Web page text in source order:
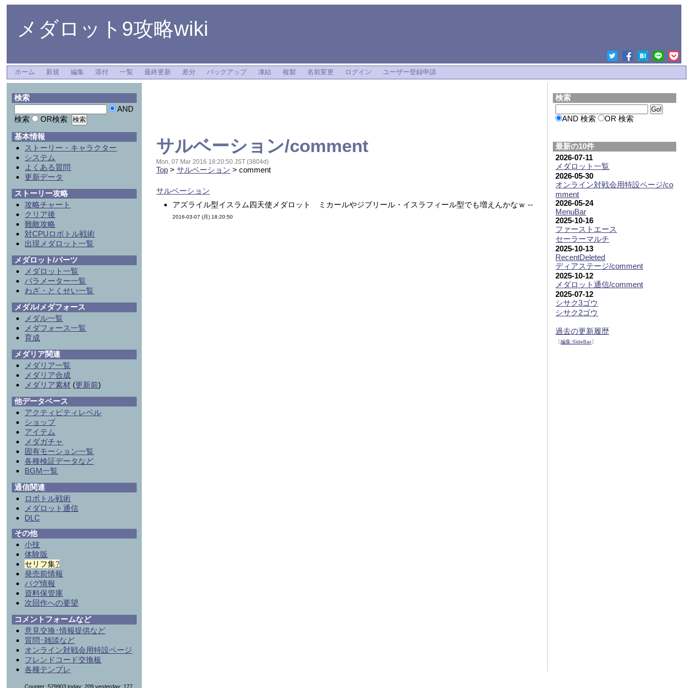
メダロット9攻略wiki
ホーム 新規 編集 添付 一覧 最終更新 差分 バックアップ 凍結 複製 名前変更 ログイン ユーザー登録申請
サルベーション/comment
Mon, 07 Mar 2016 18:20:50 JST (3804d)
Top >サルベーション > comment
サルベーション
アズライル型イスラム四天使メダロット ミカールやジブリール・イスラフィール型でも増えんかなｗ --
2016-03-07 (月) 18:20:50
検索
AND 検索 OR 検索
最新の10件
2026-07-11
メダロット一覧
2026-05-30
オンライン対戦会用特設ページ/co
mment
2026-05-24
MenuBar
2025-10-16
ファーストエース
セーラーマルチ
2025-10-13
RecentDeleted
ディアステージ/comment
2025-10-12
メダロット通信/comment
2025-07-12
シサク3ゴウ
シサク2ゴウ
過去の更新履歴
〔編集:SideBar〕
検索
AND
検索
OR検索
基本情報
ストーリー・キャラクター
システム
よくある質問
更新データ
ストーリー攻略
攻略チャート
クリア後
難敵攻略
対CPUロボトル戦術
出現メダロット一覧
メダロット/パーツ
メダロット一覧
パラメーター一覧
わざ・とくせい一覧
メダル/メダフォース
メダル一覧
メダフォース一覧
育成
メダリア関連
メダリア一覧
メダリア合成
メダリア素材 (更新前)
他データベース
アクティビティレベル
ショップ
アイテム
メダガチャ
固有モーション一覧
各種検証データなど
BGM一覧
通信関連
ロボトル戦術
メダロット通信
DLC
その他
小技
体験版
セリフ集?
発売前情報
バグ情報
資料保管庫
次回作への要望
コメントフォームなど
意見交換･情報提供など
質問･雑談など
オンライン対戦会用特設ページ
フレンドコード交換板
各種テンプレ
Counter: 579903,today: 209,yesterday: 177